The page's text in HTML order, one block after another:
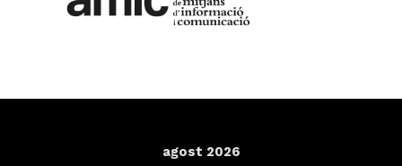
agost 2026